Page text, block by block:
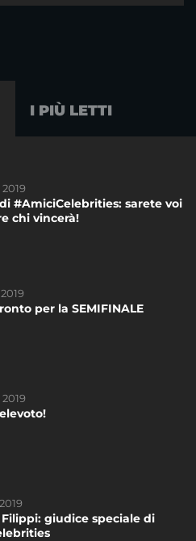
I PIÙ LETTI
#AmiciCelebrities: sarete voi
chi vincerà!
per la SEMIFINALE
Filippi: giudice speciale di
#AmiciCelebrities: sarete voi
chi vincerà!
essere tua”: il nuovo
per la SEMIFINALE
2019
in onda dal 21